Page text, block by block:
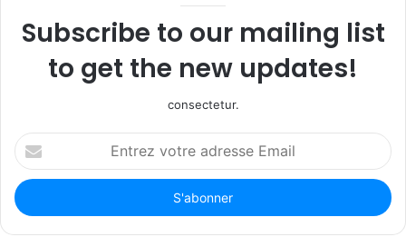
Subscribe to our mailing list
to get the new updates!
consectetur.
Entrez
votre
adresse
Email